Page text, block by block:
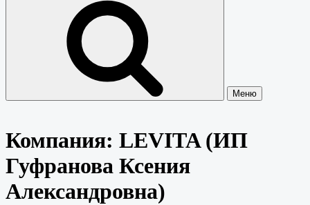
Меню
Компания: LEVITA (ИП
Гуфранова Ксения
Александровна)